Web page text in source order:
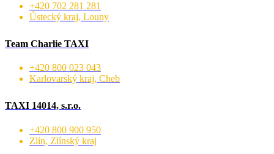
+420 702 281 281
Ústecký kraj, Louny
Team Charlie TAXI
+420 800 023 043
Karlovarský kraj, Cheb
TAXI 14014, s.r.o.
+420 800 900 950
Zlín, Zlínský kraj